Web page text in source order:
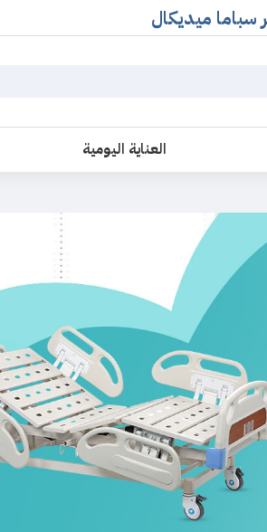
سباما ميديكال
العناية اليومية